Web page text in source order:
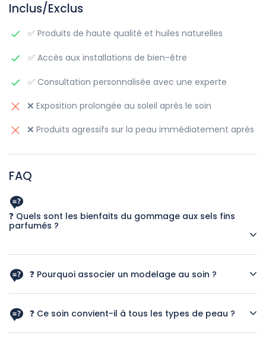
Inclus/Exclus
✅ Produits de haute qualité et huiles naturelles
✅ Accès aux installations de bien-être
✅ Consultation personnalisée avec une experte
❌ Exposition prolongée au soleil après le soin
❌ Produits agressifs sur la peau immédiatement après
FAQ
❓ Quels sont les bienfaits du gommage aux sels fins
parfumés ?
peau et stimule la circulation pour un éclat naturel.
❓ Pourquoi associer un modelage au soin ?
et optimise l’hydratation pour une peau sublimée.
❓ Ce soin convient-il à tous les types de peau ?